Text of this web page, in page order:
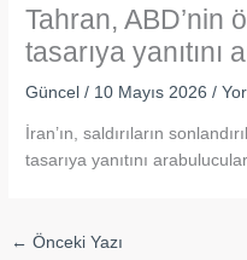
Tahran, ABD’nin
tasarıya
Güncel / 10 Mayıs 2026/
İran’ın, saldırıların
tasarıya yanıtını
← Önceki Yazı